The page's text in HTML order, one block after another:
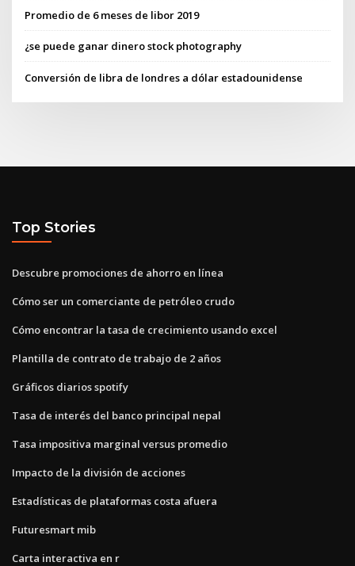
Promedio de 6 meses de libor 2019
¿se puede ganar dinero stock photography
Conversión de libra de londres a dólar estadounidense
Top Stories
Descubre promociones de ahorro en línea
Cómo ser un comerciante de petróleo crudo
Cómo encontrar la tasa de crecimiento usando excel
Plantilla de contrato de trabajo de 2 años
Gráficos diarios spotify
Tasa de interés del banco principal nepal
Tasa impositiva marginal versus promedio
Impacto de la división de acciones
Estadísticas de plataformas costa afuera
Futuresmart mib
Carta interactiva en r